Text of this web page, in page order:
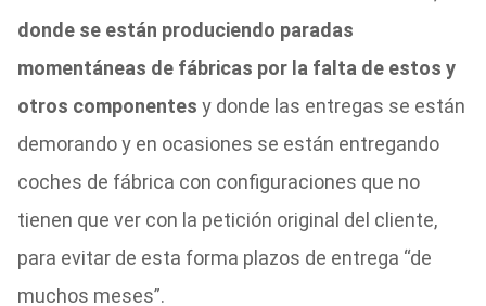
donde se están produciendo paradas
momentáneas de fábricas por la falta de estos y
otros componentes y donde las entregas se están
demorando y en ocasiones se están entregando
coches de fábrica con configuraciones que no
tienen que ver con la petición original del cliente,
para evitar de esta forma plazos de entrega “de
muchos meses”.